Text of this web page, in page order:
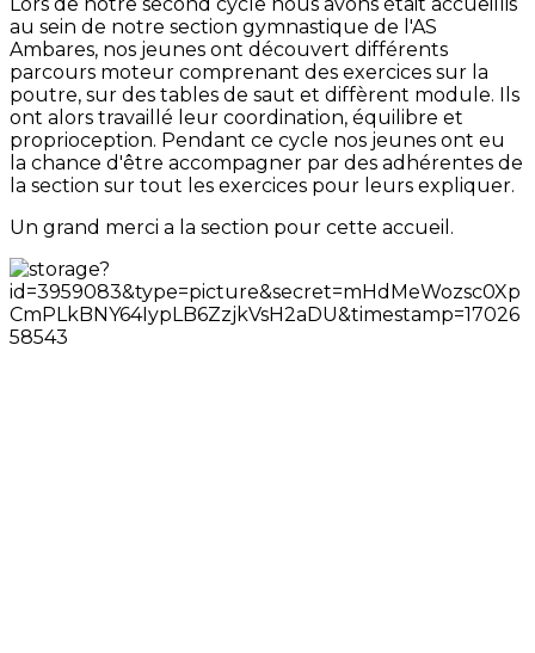
Lors de notre second cycle nous avons était accueillis
au sein de notre section gymnastique de l'AS
Ambares, nos jeunes ont découvert différents
parcours moteur comprenant des exercices sur la
poutre, sur des tables de saut et diffèrent module. Ils
ont alors travaillé leur coordination, équilibre et
proprioception. Pendant ce cycle nos jeunes ont eu
la chance d'être accompagner par des adhérentes de
la section sur tout les exercices pour leurs expliquer.
Un grand merci a la section pour cette accueil.